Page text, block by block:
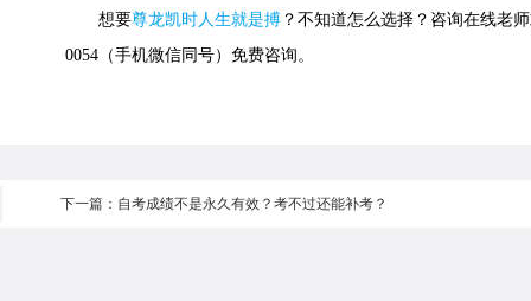
想要尊龙凯时人生就是搏 ？不知道怎么选择？咨询在线老
0054（手机微信同号）免费咨询。
下一篇：自考成绩不是永久有效？考不过还能补考？